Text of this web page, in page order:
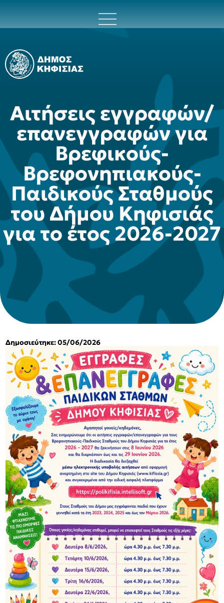
Αιτήσεις εγγραφών/
επανεγγραφών για
Βρεφικούς-
Βρεφονηπιακούς-
Παιδικούς Σταθμούς
του Δήμου Κηφισιάς
για το έτος 2026-2027
Δημοσιεύτηκε: 05/06/2026